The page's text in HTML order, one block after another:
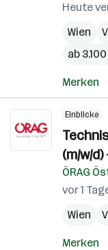
Heute
Wien
ab
Merken
Einblicke
(m/w/
ÖRAG
vor 1
Wien
Merken